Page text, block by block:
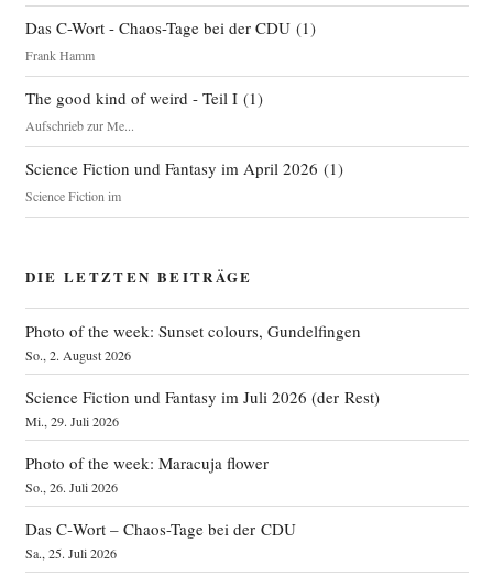
Das C-Wort - Chaos-Tage bei der CDU(1)
Frank Hamm
The good kind of weird - Teil I(1)
Aufschrieb zur Me...
Science Fiction und Fantasy im April 2026 (1)
Science Fiction im
DIE LETZTEN BEITRÄGE
Photo of the week: Sunset colours, Gundelfingen
So., 2. August 2026
Science Fiction und Fantasy im Juli 2026 (der Rest)
Mi., 29. Juli 2026
Photo of the week: Maracuja flower
So., 26. Juli 2026
Das C‑Wort – Chaos-Tage bei der CDU
Sa., 25. Juli 2026